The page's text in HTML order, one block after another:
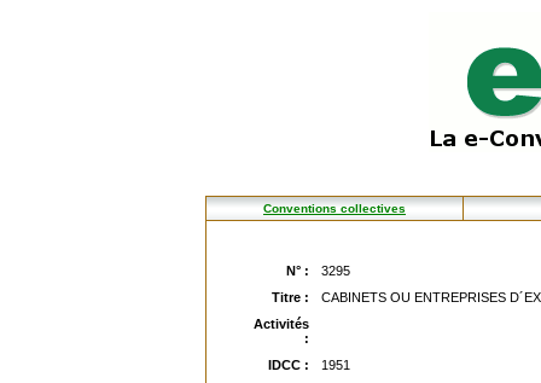
Conventions collectives
N° :
3295
Titre :
CABINETS OU ENTREPRISES
Activités
:
IDCC :
1951